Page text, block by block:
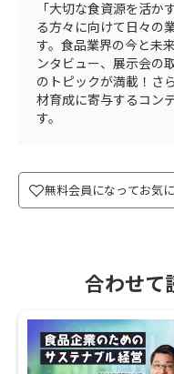
「大切な食資源を活
る方々に向けて日々の
す。食品業界の今と未
ンタビュー、展示会の
のトピックが満載！さ
材育成に寄与するコン
す。
無料会員になってお気
合わせて